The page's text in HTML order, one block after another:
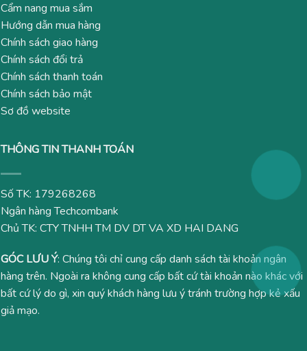
Cẩm nang mua sắm
Hướng dẫn mua hàng
Chính sách giao hàng
Chính sách đổi trả
Chính sách thanh toán
Chính sách bảo mật
Sơ đồ website
THÔNG TIN THANH TOÁN
Số TK: 179268268
Ngân hàng Techcombank
Chủ TK: CTY TNHH TM DV DT VA XD HAI DANG
GÓC LƯU Ý: Chúng tôi chỉ cung cấp danh sách tài khoản ngân
hàng trên. Ngoài ra không cung cấp bất cứ tài khoản nào khác với
bất cứ lý do gì, xin quý khách hàng lưu ý tránh trường hợp kẻ xấu
giả mạo.